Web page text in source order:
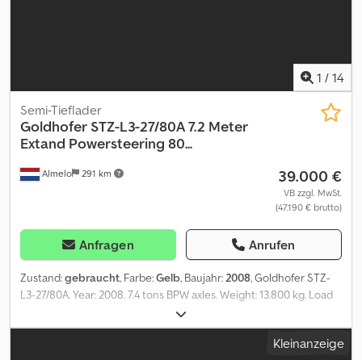
1 / 14
Almelo 291 km
Semi-Tieflader
Goldhofer STZ-L3-27/80A 7.2 Meter
Extand Powersteering 80...
39.000 €
VB zzgl. MwSt.
(47.190 € brutto)
Anfragen Anrufen
Zustand:gebraucht, Farbe:Gelb, Baujahr:2008, Goldhofer STZ-
L3-27/80A. Year: 2008. 7.4 tons BPW axles. Weight: 13.800 kg. Load
capacity: 26.400 kg. Max weight: 40.200 kg. Kingpin load: 18.000 kg.
7.2 meter extandable. 2 x 25 cm widened. Powersteering 3
steering axles. Allu boards + toolbox on neck. Hydraulic from
Kleinanzeige